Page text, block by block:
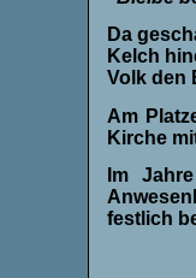
Da
Kelch
Volk den
Am
Kirche
Im
festlich